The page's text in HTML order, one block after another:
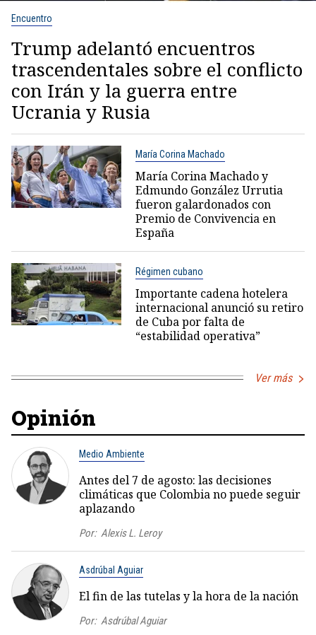
Encuentro
Trump adelantó encuentros
trascendentales sobre el conflicto
con Irán y la guerra entre
Ucrania y Rusia
María Corina Machado
María Corina Machado y
Edmundo González Urrutia
fueron galardonados con
Premio de Convivencia en
España
Régimen cubano
Importante cadena hotelera
internacional anunció su retiro
de Cuba por falta de
“estabilidad operativa”
Ver más
Opinión
Medio Ambiente
Antes del 7 de agosto: las decisiones
climáticas que Colombia no puede seguir
aplazando
Por: Alexis L. Leroy
Asdrúbal Aguiar
El fin de las tutelas y la hora de la nación
Por: Asdrúbal Aguiar